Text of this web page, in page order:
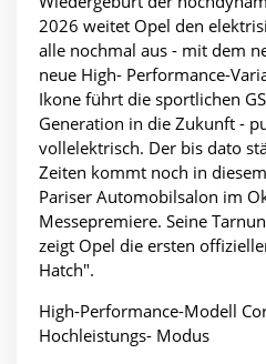
2026 weitet Opel den
alle nochmal aus - mit dem
neue High- Performance-
Ikone führt die sportlichen
Generation in die Zukunft -
vollelektrisch. Der bis dato
Zeiten kommt noch in
Pariser Automobilsalon im
Messepremiere. Seine
zeigt Opel die ersten
Hatch".
High-Performance-Modell
Hochleistungs- Modus